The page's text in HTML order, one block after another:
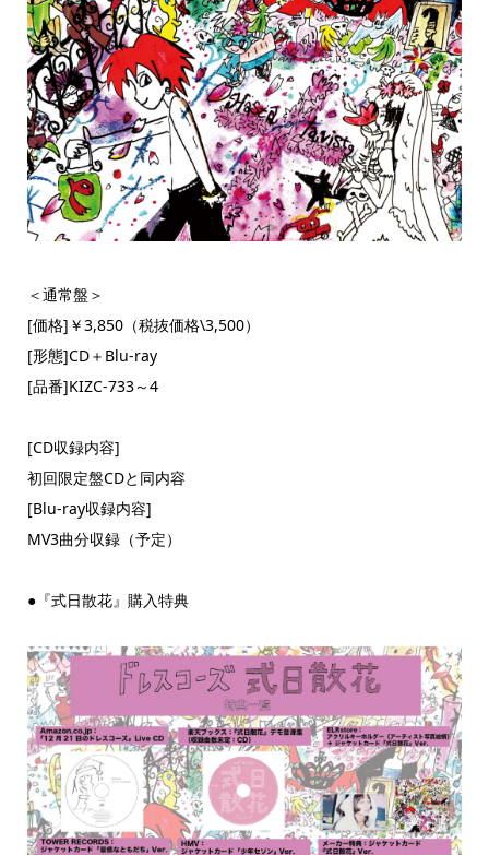
＜通常盤＞
[価格]￥3,850（税抜価格\3,500）
[形態]CD＋Blu-ray
[品番]KIZC-733～4
[CD収録内容]
初回限定盤CDと同内容
[Blu-ray収録内容]
MV3曲分収録（予定）
●『式日散花』購入特典